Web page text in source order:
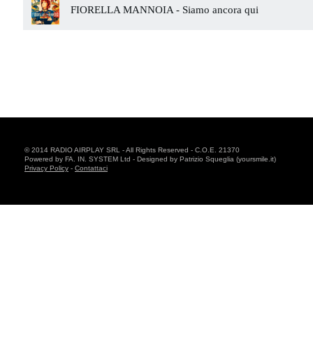
FIORELLA MANNOIA - Siamo ancora qui
© 2014 RADIO AIRPLAY SRL - All Rights Reserved - C.O.E. 21370
Powered by FA. IN. SYSTEM Ltd - Designed by Patrizio Squeglia (yoursmile.it)
Privacy Policy - Contattaci